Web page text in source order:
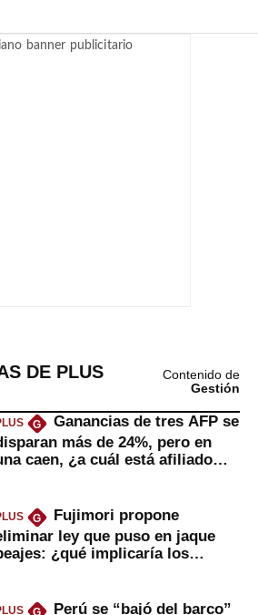
DE PLUS
Contenido de
Gestión
G
Ganancias de tres AFP se
más de 24%, pero en
caen, ¿a cuál está afiliado
G
Fujimori propone
ley que puso en jaque
¿qué implicaría los
G Perú se “bajó del barco”